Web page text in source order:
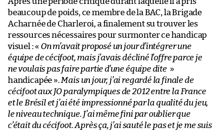
beaucoup de poids, ce membre de la BAC, la Brigade
Acharnée de Charleroi, a finalement su trouver les
ressources nécessaires pour surmonter ce handicap
visuel : « On m’avait proposé un jour d’intégrer une
équipe de cécifoot, mais j’avais décliné l’offre parce je
ne voulais pas faire partie d’une équipe dite»
handicapée ». Mais un jour, j’ai regardé la finale de
cécifoot aux JO paralympiques de 2012 entre la France
et le Brésil et j’ai été impressionné par la qualité du jeu,
le niveau technique. J’ai même fini par oublier que
c’était du cécifoot. Après ça, j’ai sauté le pas et je me suis